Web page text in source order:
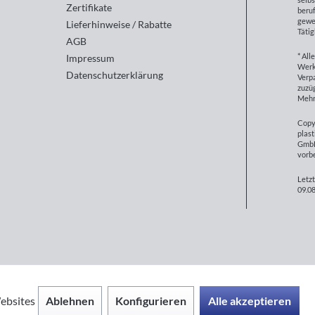
Zertifikate
Lieferhinweise / Rabatte
AGB
Impressum
Datenschutzerklärung
*
Ablehnen Konfigurieren Alle akzeptieren